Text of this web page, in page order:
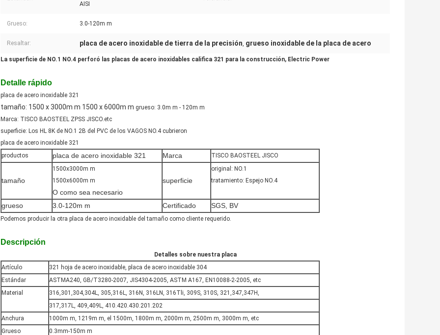
AISI
Grueso: 3.0-120m m
Resaltar: placa de acero inoxidable de tierra de la precisión grueso inoxidable de la placa de acero
La superficie de NO.1 NO.4 perforó las placas de acero inoxidables califica 321 para la construcción, Electric Power
Detalle rápido
placa de acero inoxidable 321
tamaño: 1500 x 3000m m 1500 x 6000m m grueso: 3.0m m - 120m m
Marca: TISCO BAOSTEEL ZPSS JISCO.etc
superficie: Los HL 8K de NO.1 2B del PVC de los VAGOS NO.4 cubrieron
placa de acero inoxidable 321
productos
placa de acero inoxidable 321 Marca TISCO BAOSTEEL JISCO
tamaño
1500x3000m m
1500x6000m m
O como sea necesario
superficie
original: NO.1
tratamiento: Espejo NO.4
grueso 3.0-120m m Certificado SGS, BV
Podemos producir la otra placa de acero inoxidable del tamaño como cliente requerido.
Descripción
Detalles sobre nuestra placa
Artículo
321 hoja de acero inoxidable, placa de acero inoxidable 304
Estándar
ASTMA240, GB/T3280-2007, JIS4304-2005, ASTM A167, EN10088-2-2005, etc
Material
316,301,304,304L, 305,316L, 316N, 316LN, 316Tli, 309S, 310S, 321,347,347H,
317,317L, 409,409L, 410.420.430.201.202
Anchura
1000m m, 1219m m, el 1500m, 1800m m, 2000m m, 2500m m, 3000m m, etc
Grueso
0.3mm-150m m